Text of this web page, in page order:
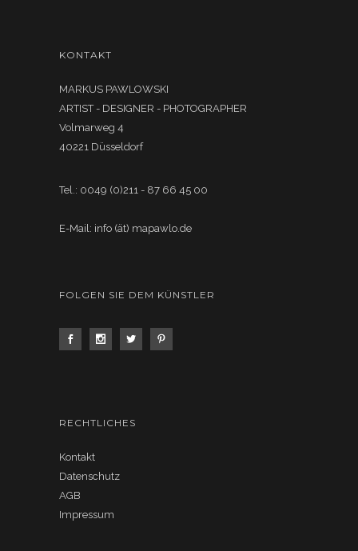
KONTAKT
MARKUS PAWLOWSKI
ARTIST - DESIGNER - PHOTOGRAPHER
Volmarweg 4
40221 Düsseldorf
Tel.: 0049 (0)211 - 87 66 45 00
E-Mail: info (ät) mapawlo.de
FOLGEN SIE DEM KÜNSTLER
RECHTLICHES
Kontakt
Datenschutz
AGB
Impressum